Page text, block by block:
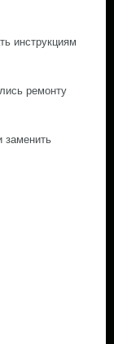
инструкциям
ремонту
заменить